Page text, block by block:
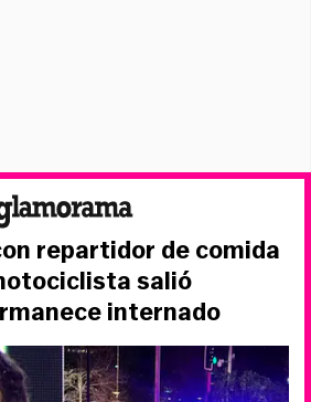
repartidor de comida
salió
internado